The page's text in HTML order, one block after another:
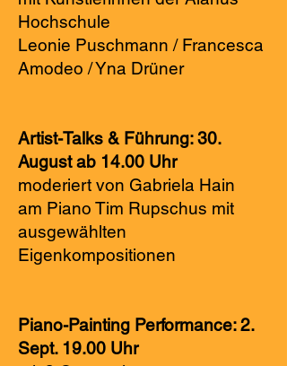
Hochschule
Leonie Puschmann / Francesca
Amodeo / Yna Drüner
Artist-Talks & Führung: 30.
August ab 14.00 Uhr
moderiert von Gabriela Hain
am Piano Tim Rupschus mit
ausgewählten
Eigenkompositionen
Piano-Painting Performance: 2.
Sept. 19.00 Uhr